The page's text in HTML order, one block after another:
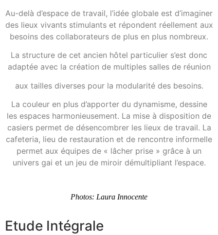
Au-delà d’espace de travail, l’idée globale est d’imaginer
des lieux vivants stimulants et répondent réellement aux
besoins des collaborateurs de plus en plus nombreux.
La structure de cet ancien hôtel particulier s’est donc
adaptée avec la création de multiples salles de réunion
aux tailles diverses pour la modularité des besoins.
La couleur en plus d’apporter du dynamisme, dessine
les espaces harmonieusement. La mise à disposition de
casiers permet de désencombrer les lieux de travail. La
cafeteria, lieu de restauration et de rencontre informelle
permet aux équipes de « lâcher prise » grâce à un
univers gai et un jeu de miroir démultipliant l’espace.
Photos: Laura Innocente
Etude Intégrale